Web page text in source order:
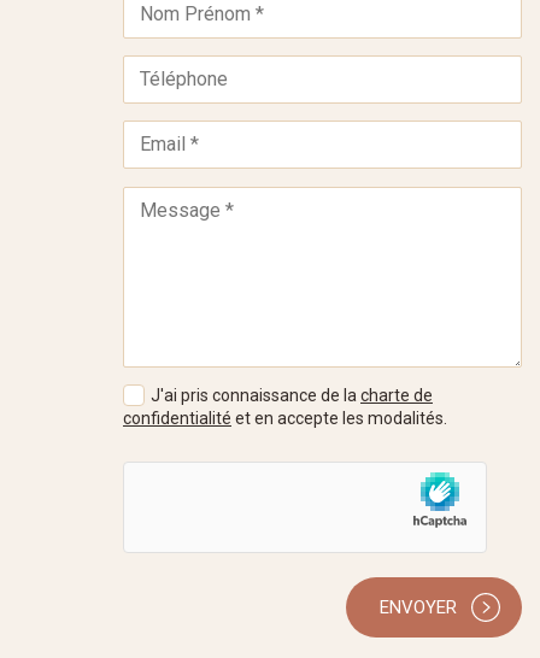
J'ai pris connaissance de lacharte de
confidentialité et en accepte les modalités.
ENVOYER